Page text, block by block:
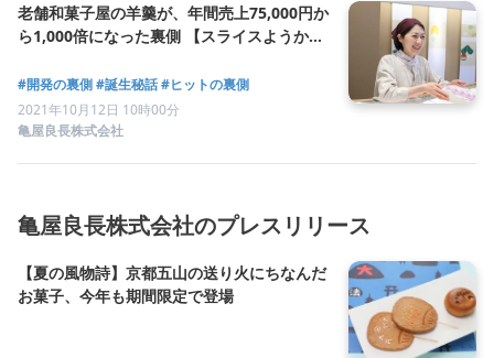
老舗和菓子屋の羊羹が、年間売上75,000円か
ら1,000倍になった裏側 【スライスようか
#開発の裏側#誕生秘話#ヒットの裏側
2021年10月12日 10時00分
亀屋良長株式会社
亀屋良長株式会社のプレスリリース
【夏の風物詩】京都五山の送り火にちなんだ
お菓子、今年も期間限定で登場